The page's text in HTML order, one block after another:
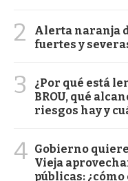
2
Alerta naranja
fuertes y
3
¿Por qué está
BROU, qué
riesgos hay y
4 Gobierno
Vieja
públicas: ¿cómo